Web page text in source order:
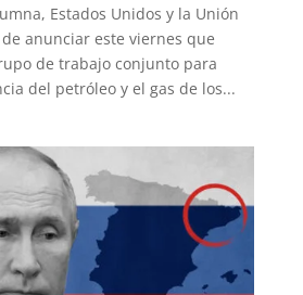
Estados Unidos y la Unión
anunciar este viernes que
de trabajo conjunto para
del petróleo y el gas de los...